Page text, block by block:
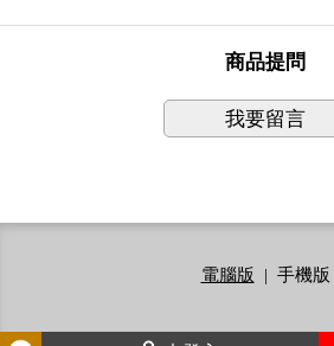
商品提問
我要留言
電腦版 | 手機版